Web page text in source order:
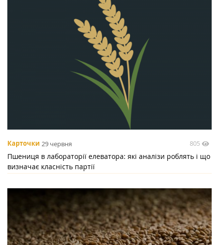
Карточки 29 червня 805
Пшениця в лабораторії елеватора: які аналізи роблять і що
визначає класність партії